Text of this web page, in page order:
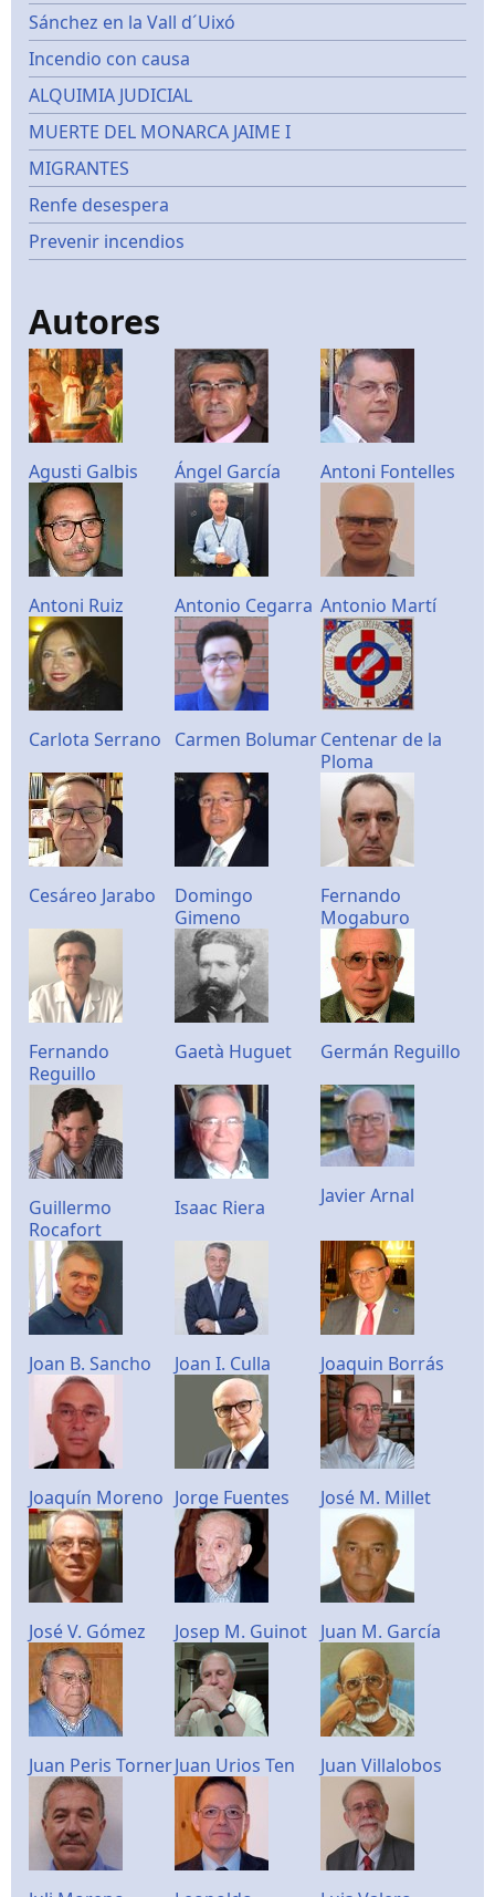
Sánchez en la Vall d´Uixó
Incendio con causa
ALQUIMIA JUDICIAL
MUERTE DEL MONARCA JAIME I
MIGRANTES
Renfe desespera
Prevenir incendios
Autores
Agusti Galbis Ángel García Antoni Fontelles
Antoni Ruiz Antonio Cegarra Antonio Martí
Carlota Serrano Carmen BolumarCentenar de la
Ploma
Cesáreo Jarabo
Domingo
Gimeno
Fernando
Mogaburo
Fernando
Reguillo
Gaetà Huguet Germán Reguillo
Guillermo
Rocafort
Isaac Riera Javier Arnal
Joan B. Sancho Joan I. Culla Joaquin Borrás
Joaquín Moreno Jorge Fuentes José M. Millet
José V. Gómez Josep M. Guinot Juan M. García
Juan Peris TornerJuan Urios Ten Juan Villalobos